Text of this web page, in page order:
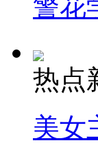
警花
热点
美女